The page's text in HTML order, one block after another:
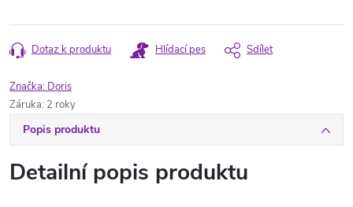
cena:
Dotaz k produktu Hlídací pes Sdílet
Značka: Doris
Záruka: 2 roky
Popis produktu
Detailní popis produktu